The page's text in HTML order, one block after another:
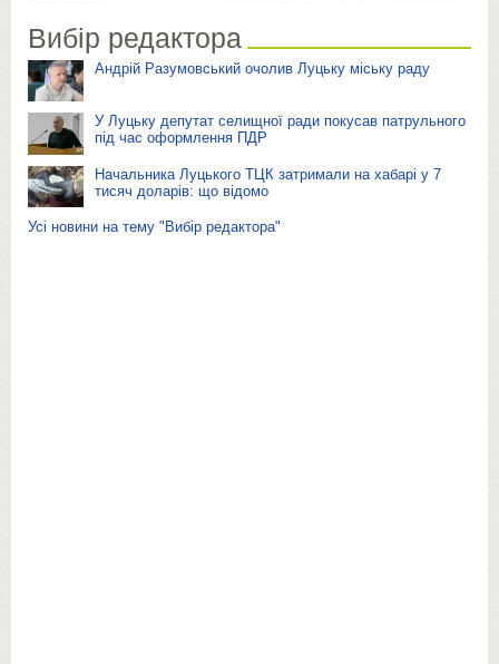
Вибір редактора
Андрій Разумовський очолив Луцьку міську раду
У Луцьку депутат селищної ради покусав патрульного
під час оформлення ПДР
Начальника Луцького ТЦК затримали на хабарі у 7
тисяч доларів: що відомо
Усі новини на тему "Вибір редактора"